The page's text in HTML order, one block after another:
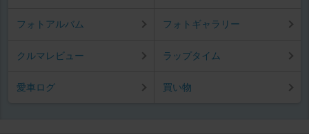
フォトアルバム フォトギャラリー
クルマレビュー ラップタイム
愛車ログ 買い物